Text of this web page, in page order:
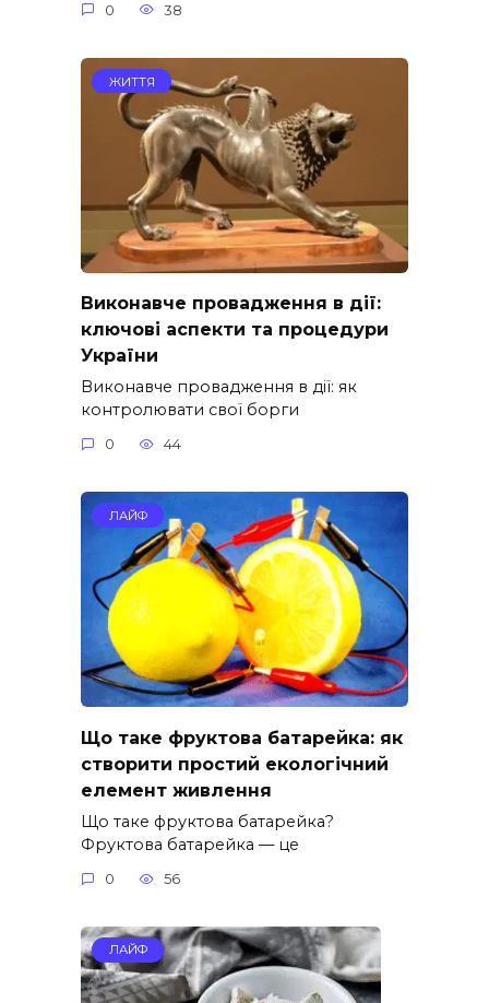
0 38
ЖИТТЯ
Виконавче провадження в дії:
ключові аспекти та процедури
України
Виконавче провадження в дії: як
контролювати свої борги
0 44
ЛАЙФ
Що таке фруктова батарейка: як
створити простий екологічний
елемент живлення
Що таке фруктова батарейка?
Фруктова батарейка — це
0 56
ЛАЙФ